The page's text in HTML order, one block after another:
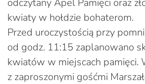
kwiaty w hołdzie bohaterom.
Przed uroczystością przy
od godz. 11:15 zaplanowano
kwiatów w miejscach pamięci.
z zaproszonymi gośćmi